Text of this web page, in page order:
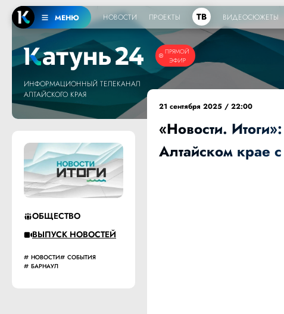
МЕНЮ НОВОСТИ ПРОЕКТЫ ТВ ВИДЕОСЮЖЕТЫ
ПРЯМОЙ
ЭФИР
ИНФОРМАЦИОННЫЙ ТЕЛЕКАНАЛ
АЛТАЙСКОГО КРАЯ
ОБЩЕСТВО
ВЫПУСК НОВОСТЕЙ
НОВОСТИ
СОБЫТИЯ
БАРНАУЛ
21 сентября 2025 / 22:00
«Новости.
Алтайском крае